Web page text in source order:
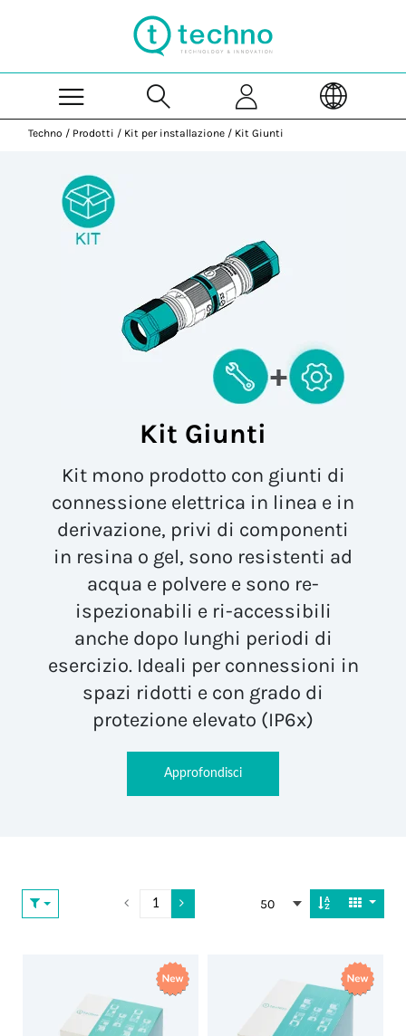
Techno / Prodotti / Kit per installazione / Kit Giunti
Kit Giunti
Kit mono prodotto con giunti di
connessione elettrica in linea e in
derivazione, privi di componenti
in resina o gel, sono resistenti ad
acqua e polvere e sono re-
ispezionabili e ri-accessibili
anche dopo lunghi periodi di
esercizio. Ideali per connessioni in
spazi ridotti e con grado di
protezione elevato (IP6x)
Approfondisci
50